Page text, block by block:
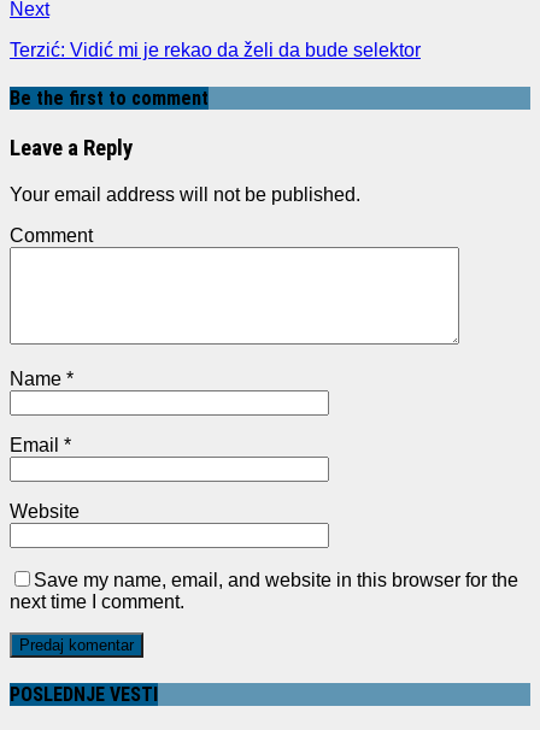
Next
Terzić: Vidić mi je rekao da želi da bude selektor
Be the first to comment
Leave a Reply
Your email address will not be published.
Comment
Name *
Email *
Website
Save my name, email, and website in this browser for the
next time I comment.
POSLEDNJE VESTI